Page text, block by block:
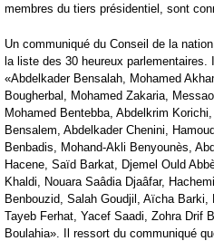
membres du tiers présidentiel, sont
Un communiqué du Conseil de la
la liste des 30 heureux parlementaires.
«Abdelkader Bensalah, Mohamed
Bougherbal, Mohamed Zakaria,
Mohamed Bentebba, Abdelkrim
Bensalem, Abdelkader Chenini,
Benbadis, Mohand-Akli Benyounès,
Hacene, Saïd Barkat, Djemel Ould
Khaldi, Nouara Saâdia Djaâfar,
Benbouzid, Salah Goudjil, Aïcha
Tayeb Ferhat, Yacef Saadi, Zohra Drif
Boulahia». Il ressort du communiqué
ALGERIA
Algeria: Opposition parties
face threat of dissolution
ahead of uprising anniversary
ALGERIA
Locales:
élections
des urnes
ALGERIA
Local elections in Algeria
against a backdrop of
disinterest and party crises
Rafael Bustos
ALGERIA
ALGERIA. RETURN TO THE
STARTING BOX
Rafael Bustos
Post-election Analysis
ALGERIA
2012
Rafael
Election